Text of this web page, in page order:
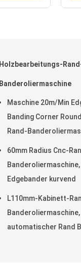
Holzbearbeitungs-
Banderoliermaschine
Maschine 20m/Min
Banding Corner
Rand-
60mm Radius Cnc-
Banderoliermaschine,
Edgebander kurvend
L110mm-Kabinett-
Banderoliermaschine,
automatischer Rand